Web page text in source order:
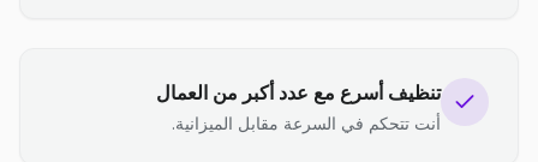
تنظيف أسرع مع عدد أكبر من العمال
أنت تتحكم في السرعة مقابل الميزانية.